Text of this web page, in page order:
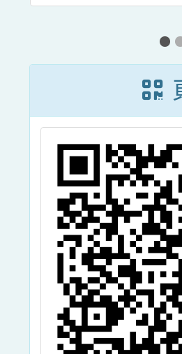
實驗研習會
波的學習與